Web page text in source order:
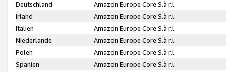
Deutschland
Amazon Europe Core S.à r.l.
Irland
Amazon Europe Core S.à r.l.
Italien
Amazon Europe Core S.à r.l.
Niederlande
Amazon Europe Core S.à r.l.
Polen
Amazon Europe Core S.à r.l.
Spanien
Amazon Europe Core S.à r.l.